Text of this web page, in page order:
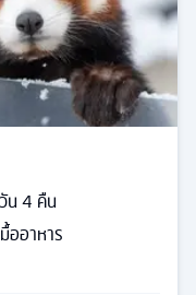
น4 คืน
มื้ออาหาร